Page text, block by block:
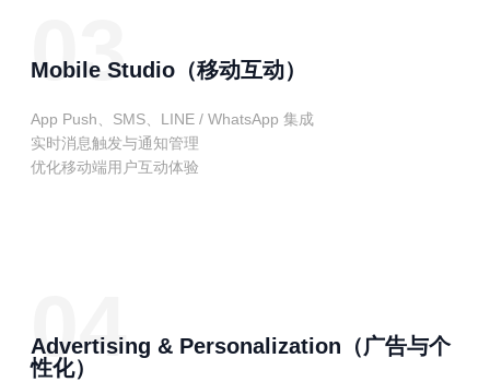
Mobile Studio（移动互动）
03
App Push、SMS、LINE / WhatsApp 集成
实时消息触发与通知管理
优化移动端用户互动体验
Advertising & Personalization（广告与个
性化）
04